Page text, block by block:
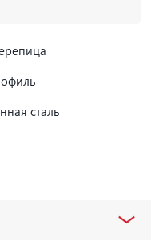
сталь